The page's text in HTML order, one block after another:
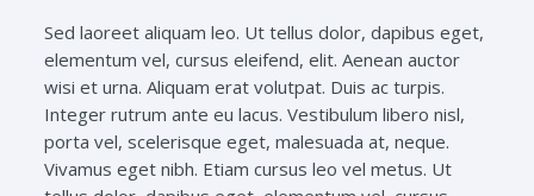
Sed laoreet aliquam leo. Ut tellus dolor, dapibus eget,
elementum vel, cursus eleifend, elit. Aenean auctor
wisi et urna. Aliquam erat volutpat. Duis ac turpis.
Integer rutrum ante eu lacus. Vestibulum libero nisl,
porta vel, scelerisque eget, malesuada at, neque.
Vivamus eget nibh. Etiam cursus leo vel metus. Ut